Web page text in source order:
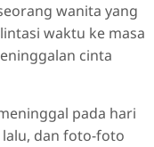
wanita yang
waktu ke masa
cinta
pada hari
dan foto-foto